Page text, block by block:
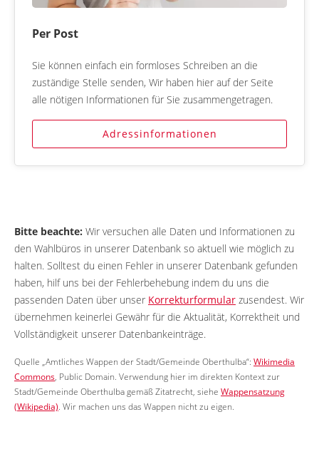
Per Post
Sie können einfach ein formloses Schreiben an die
zuständige Stelle senden, Wir haben hier auf der Seite
alle nötigen Informationen für Sie zusammengetragen.
Adressinformationen
Bitte beachte: Wir versuchen alle Daten und Informationen zu
den Wahlbüros in unserer Datenbank so aktuell wie möglich zu
halten. Solltest du einen Fehler in unserer Datenbank gefunden
haben, hilf uns bei der Fehlerbehebung indem du uns die
passenden Daten über unser Korrekturformular zusendest. Wir
übernehmen keinerlei Gewähr für die Aktualität, Korrektheit und
Vollständigkeit unserer Datenbankeinträge.
Quelle „Amtliches Wappen der Stadt/Gemeinde Oberthulba“: Wikimedia
Commons, Public Domain. Verwendung hier im direkten Kontext zur
Stadt/Gemeinde Oberthulba gemäß Zitatrecht, siehe Wappensatzung
(Wikipedia). Wir machen uns das Wappen nicht zu eigen.